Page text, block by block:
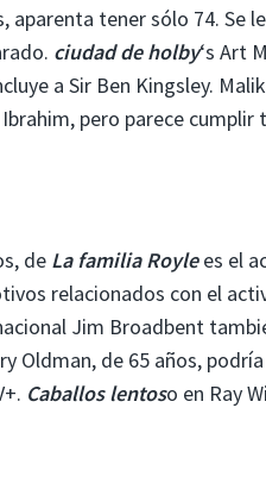
tener sólo 74. Se
ciudad de holby‘s Art
a Sir Ben Kingsley.
pero parece
de La familia Roylees el
relacionados con el
Jim Broadbent
Oldman, de 65 años,
Caballos lentoso en Ray